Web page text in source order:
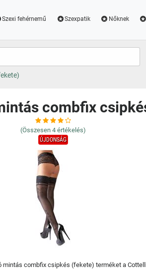
Szexi fehérnemű Szexpatik Nőknek
combfix
(Összesen 4 értékelés)
ÚJDONSÁG
mintás combfix csipkés (fekete) terméket a